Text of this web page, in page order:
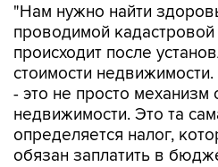
"Нам нужно найти
проводимой
происходит после
стоимости
- это не просто механизм
недвижимости. Это та
определяется налог,
обязан заплатить в